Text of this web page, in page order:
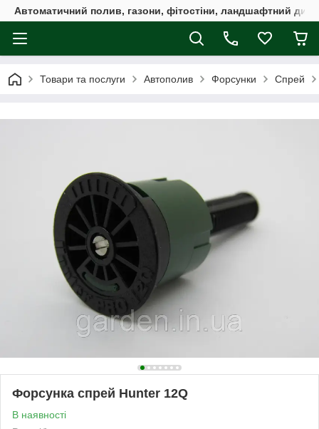
Автоматичний полив, газони, фітостіни, ландшафтний
Товари та послуги Автополив Форсунки Спрей
Форсунка cпрей Hunter 12Q
В наявності